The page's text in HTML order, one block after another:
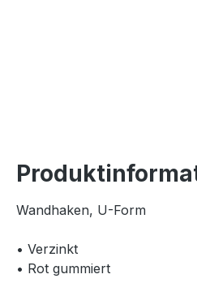
Wandhaken, U-Form
• Verzinkt
• Rot gummiert